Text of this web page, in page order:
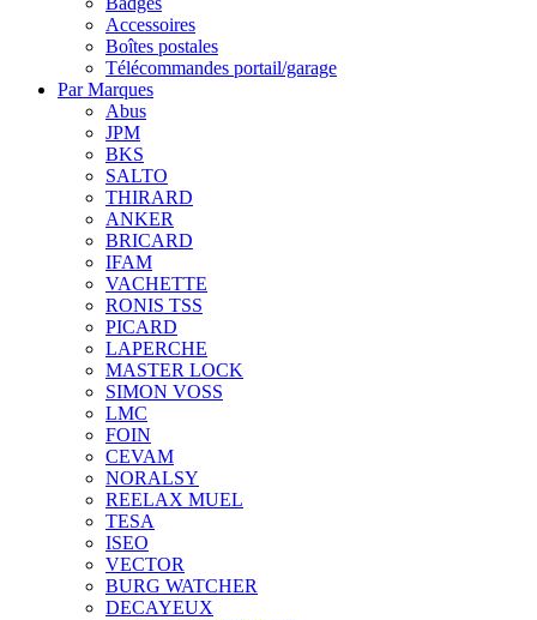
Accessoires
Boîtes postales
Télécommandes portail/garage
Par Marques
Abus
JPM
BKS
SALTO
THIRARD
ANKER
BRICARD
IFAM
VACHETTE
RONIS TSS
PICARD
LAPERCHE
MASTER LOCK
SIMON VOSS
LMC
FOIN
CEVAM
NORALSY
REELAX MUEL
TESA
ISEO
VECTOR
BURG WATCHER
DECAYEUX